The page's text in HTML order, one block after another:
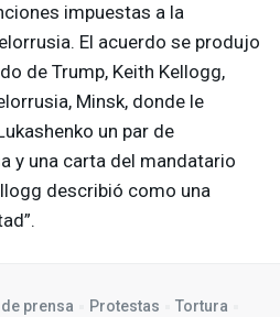
impuestas a la
El acuerdo se produjo
de Trump, Keith Kellogg,
Minsk, donde le
un par de
y una carta del mandatario
describió como una
prensa Protestas Tortura